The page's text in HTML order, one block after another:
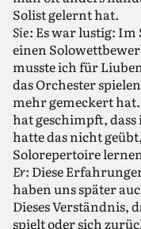
Solist gelernt hat.
Sie: Es war lustig: Im
einen
musste ich für
das Orchester
mehr gemeckert
hat geschimpft, dass
hatte das nicht
Solorepertoire
Er: Diese
haben uns später
Dieses Verständnis,
spielt oder sich